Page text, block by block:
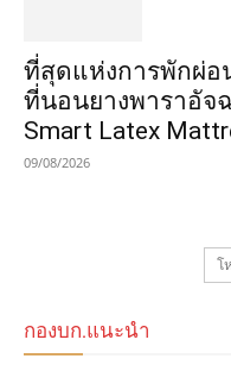
ที่สุดแห่งการพักผ่อ
ที่นอนยางพาราอัจฉ
Smart Latex
09/08/2026
โ
กองบก.แนะนำ